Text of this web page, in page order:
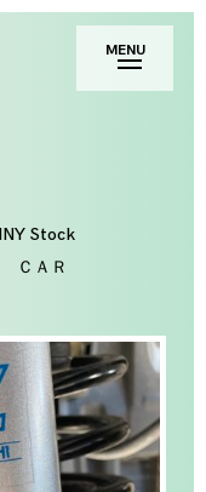
MENU
Stock
ＣＡＲ